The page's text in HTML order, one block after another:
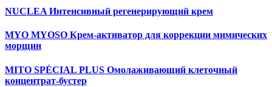
NUCLEA Интенсивный регенерирующий крем
MYO MYOSO Крем-активатор для коррекции мимических
морщин
MITO SPÉCIAL PLUS Омолаживающий клеточный
концентрат-бустер